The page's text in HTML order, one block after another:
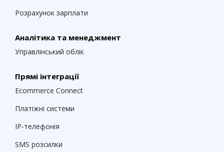
Розрахунок зарплати
Аналітика та менеджмент
Управлінський облік
Прямі інтеграції
Ecommerce Connect
Платіжні системи
IP-телефонія
SMS розсилки